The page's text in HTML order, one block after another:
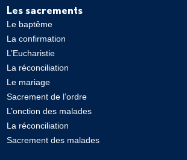
Les sacrements
Le baptême
La confirmation
L’Eucharistie
La réconciliation
Le mariage
Sacrement de l’ordre
L’onction des malades
La réconciliation
Sacrement des malades